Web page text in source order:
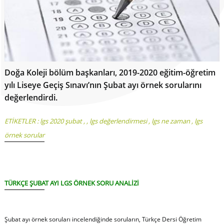
Doğa Koleji bölüm başkanları, 2019-2020 eğitim-öğretim
yılı Liseye Geçiş Sınavı’nın Şubat ayı örnek sorularını
değerlendirdi.
ETİKETLER :lgs 2020 şubat, , lgs değerlendirmesi, lgs ne zaman, lgs
örnek sorular
TÜRKÇE ŞUBAT AYI LGS ÖRNEK SORU ANALİZİ
Şubat ayı örnek soruları incelendiğinde soruların, Türkçe Dersi Öğretim